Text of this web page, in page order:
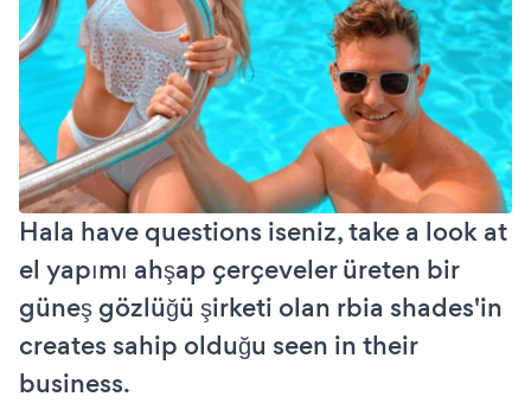
Hala have questions iseniz, take a look at
el yapımı ahşap çerçeveler üreten bir
güneş gözlüğü şirketi olan rbia shades'in
creates sahip olduğu seen in their
business.